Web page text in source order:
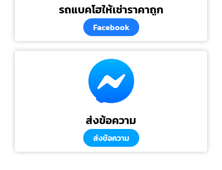
รถแบคโฮให้เช่าราคาถูก
Facebook
ส่งข้อความ
ส่งข้อความ